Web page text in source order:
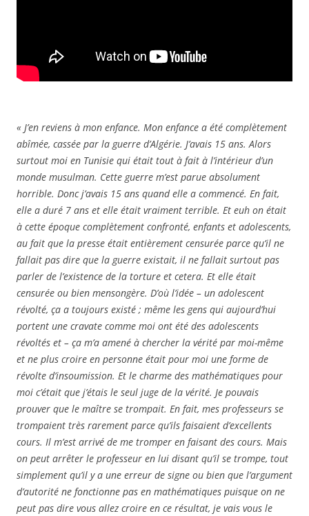
« J’en reviens à mon enfance. Mon enfance a été complètement
abîmée, cassée par la guerre d’Algérie. J’avais 15 ans. Alors
surtout moi en Tunisie qui était tout à fait à l’intérieur d’un
monde musulman. Cette guerre m’est parue absolument
horrible. Donc j’avais 15 ans quand elle a commencé. En fait,
elle a duré 7 ans et elle était vraiment terrible. Et euh on était
à cette époque complètement confronté, enfants et adolescents,
au fait que la presse était entièrement censurée parce qu’il ne
fallait pas dire que la guerre existait, il ne fallait surtout pas
parler de l’existence de la torture et cetera. Et elle était
censurée ou bien mensongère. D’où l’idée – un adolescent
révolté, ça a toujours existé ; même les gens qui aujourd’hui
portent une cravate comme moi ont été des adolescents
révoltés et – ça m’a amené à chercher la vérité par moi-même
et ne plus croire en personne était pour moi une forme de
révolte d’insoumission. Et le charme des mathématiques pour
moi c’était que j’étais le seul juge de la vérité. Je pouvais
prouver que le maître se trompait. En fait, mes professeurs se
trompaient très rarement parce qu’ils faisaient d’excellents
cours. Il m’est arrivé de me tromper en faisant des cours. Mais
on peut arrêter le professeur en lui disant qu’il se trompe, tout
simplement qu’il y a une erreur de signe ou bien que l’argument
d’autorité ne fonctionne pas en mathématiques puisque on ne
peut pas dire vous allez croire en ce résultat, je vais vous le